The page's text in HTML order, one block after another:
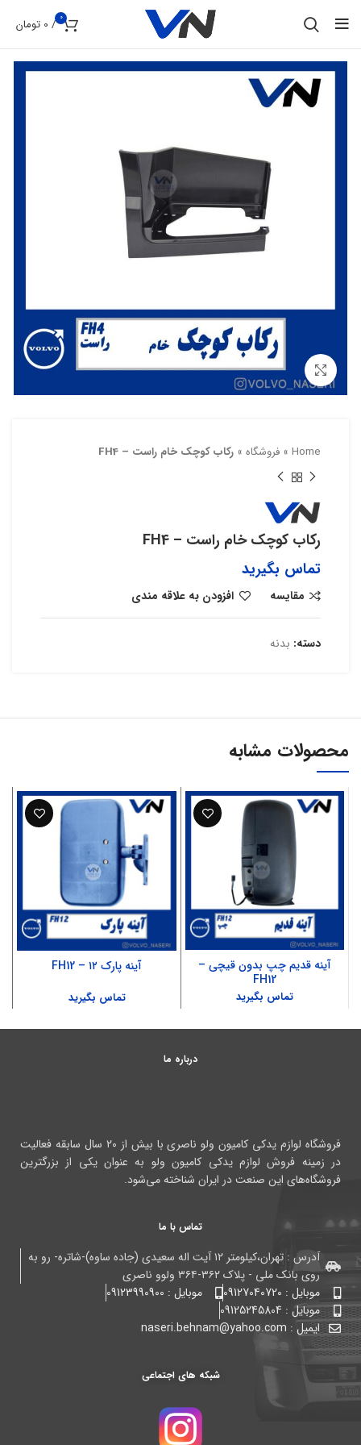
0
/
0 تومان
بزرگنمایی تصویر
Home
» فروشگاه » رکاب کوچک خام راست – FH4
رکاب کوچک خام راست – FH4
تماس بگیرید
مقایسه افزودن به علاقه مندی
دسته: بدنه
محصولات مشابه
آینه قدیم چپ بدون قیچی –
FH12
تماس بگیرید
آینه پارک ۱۲ – FH12
تماس بگیرید
درباره ما
فروشگاه لوازم یدکی کامیون ولو ناصری با بیش از ۲۰ سال سابقه فعالیت
در زمینه فروش لوازم یدکی کامیون ولو به عنوان یکی از بزرگترین
فروشگاه‌های این صنعت در ایران شناخته می‌شود.
تماس با ما
آدرس : تهران،کیلومتر ۱۲ آیت اله سعیدی (جاده ساوه)-شاتره- رو به
روی بانک ملی - پلاک ۳۶۲-۳۶۴ ولوو ناصری
موبایل : 09127040720
موبایل : 09123990900
موبایل : 09125245804
ایمیل : naseri.behnam@yahoo.com
شبکه های اجتماعی